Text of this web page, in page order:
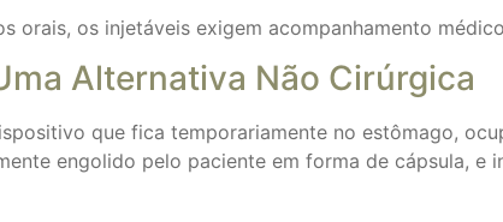
orais, os injetáveis exigem acompanhamento
Alternativa Não Cirúrgica
que fica temporariamente no estômago,
engolido pelo paciente em forma de cápsula,